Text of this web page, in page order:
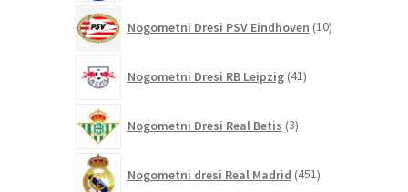
Nogometni Dresi PSV Eindhoven 10izdelkov
Nogometni Dresi RB Leipzig 41izdelkov
Nogometni Dresi Real Betis 3izdelki
Nogometni dresi Real Madrid 451izdelkov